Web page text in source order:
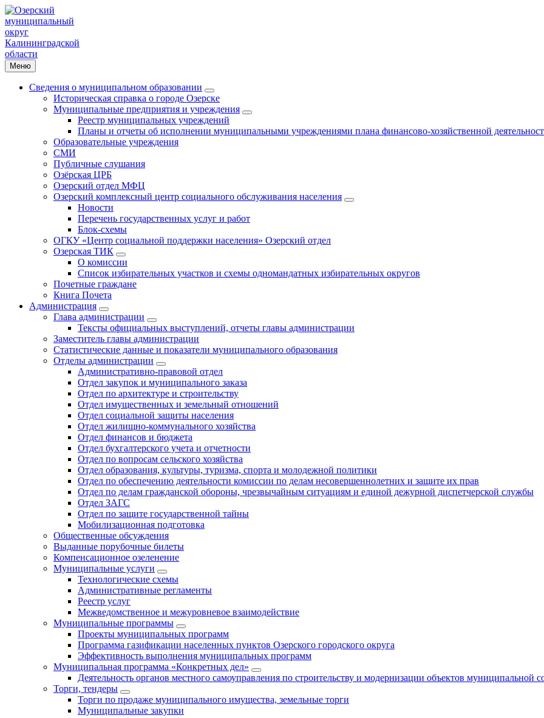
Меню
Сведения о муниципальном образовании
Историческая справка о городе Озерске
Муниципальные предприятия и учреждения
Реестр муниципальных учреждений
Планы и отчеты об исполнении муниципальными учреждениями плана финансово-хозяйственной
Образовательные учреждения
СМИ
Публичные слушания
Озёрская ЦРБ
Озерский отдел МФЦ
Озерский комплексный центр социального обслуживания населения
Новости
Перечень государственных услуг и работ
Блок-схемы
ОГКУ «Центр социальной поддержки населения» Озерский отдел
Озерская ТИК
О комиссии
Список избирательных участков и схемы одномандатных избирательных округов
Почетные граждане
Книга Почета
Администрация
Глава администрации
Тексты официальных выступлений, отчеты главы администрации
Заместитель главы администрации
Статистические данные и показатели муниципального образования
Отделы администрации
Административно-правовой отдел
Отдел закупок и муниципального заказа
Отдел по архитектуре и строительству
Отдел имущественных и земельный отношений
Отдел социальной защиты населения
Отдел жилищно-коммунального хозяйства
Отдел финансов и бюджета
Отдел бухгалтерского учета и отчетности
Отдел по вопросам сельского хозяйства
Отдел образования, культуры, туризма, спорта и молодежной политики
Отдел по обеспечению деятельности комиссии по делам несовершеннолетних и защите их прав
Отдел по делам гражданской обороны, чрезвычайным ситуациям и единой дежурной диспетчерской службы
Отдел ЗАГС
Отдел по защите государственной тайны
Мобилизационная подготовка
Общественные обсуждения
Выданные порубочные билеты
Компенсационное озеленение
Муниципальные услуги
Технологические схемы
Административные регламенты
Реестр услуг
Межведомственное и межуровневое взаимодействие
Муниципальные программы
Проекты муниципальных программ
Программа газификации населенных пунктов Озерского городского округа
Эффективность выполнения муниципальных программ
Муниципальная программа «Конкретных дел»
Деятельность органов местного самоуправления по строительству и модернизации объектов муниципальной
Торги, тендеры
Торги по продаже муниципального имущества, земельные торги
Муниципальные закупки